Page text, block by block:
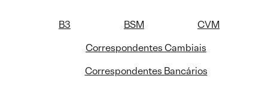
B3 BSM
CVM
Correspondentes Cambiais
Correspondentes Bancários